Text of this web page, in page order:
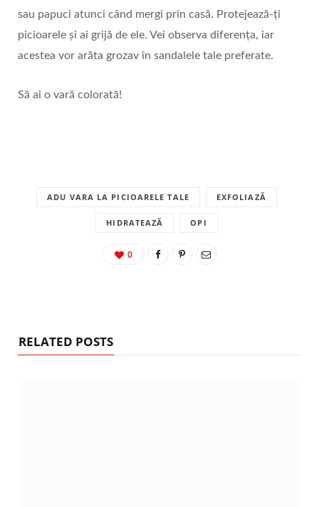
sau papuci atunci când mergi prin casă. Protejează-ți
picioarele și ai grijă de ele. Vei observa diferența, iar
acestea vor arăta grozav în sandalele tale preferate.
Să ai o vară colorată!
ADU VARA LA PICIOARELE TALE EXFOLIAZĂ
HIDRATEAZĂ OPI
0
RELATED POSTS